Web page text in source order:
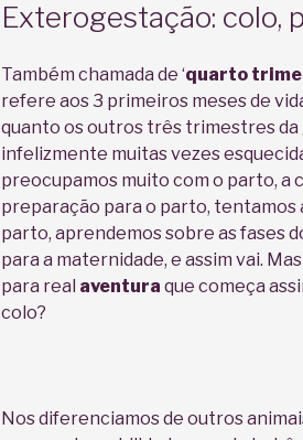
Exterogestação: colo,
Também chamada de ‘quarto
refere aos 3 primeiros meses de
quanto os outros três trimestres
infelizmente muitas vezes
preocupamos muito com o parto, a
preparação para o parto, tentamos
parto, aprendemos sobre as fases
para a maternidade, e assim vai.
para real aventura que começa
colo?
Nos diferenciamos de outros